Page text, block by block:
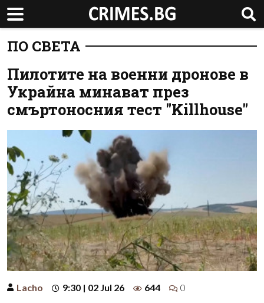
ПО СВЕТА
Пилотите на военни дронове в
Украйна минават през
смъртоносния тест "Killhouse"
Lacho 9:30 | 02 Jul 26 644 0